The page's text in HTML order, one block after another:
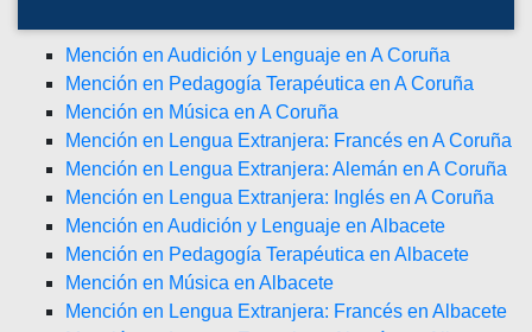
Mención en Audición y Lenguaje en A Coruña
Mención en Pedagogía Terapéutica en A Coruña
Mención en Música en A Coruña
Mención en Lengua Extranjera: Francés en A Coruña
Mención en Lengua Extranjera: Alemán en A Coruña
Mención en Lengua Extranjera: Inglés en A Coruña
Mención en Audición y Lenguaje en Albacete
Mención en Pedagogía Terapéutica en Albacete
Mención en Música en Albacete
Mención en Lengua Extranjera: Francés en Albacete